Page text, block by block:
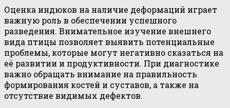
Оценка индюков на наличие деформаций играет
важную роль в обеспечении успешного
разведения. Внимательное изучение внешнего
вида птицы позволяет выявить потенциальные
проблемы, которые могут негативно сказаться на
её развитии и продуктивности. При диагностике
важно обращать внимание на правильность
формирования костей и суставов, а также на
отсутствие видимых дефектов.